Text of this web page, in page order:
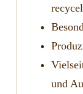
und